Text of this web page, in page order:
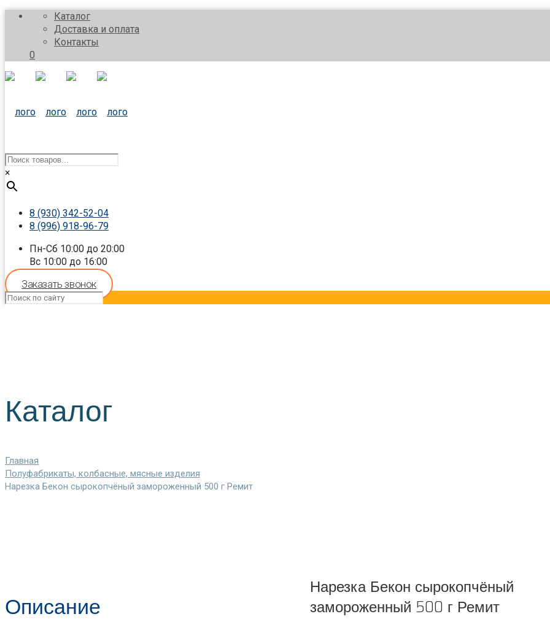
Каталог
Доставка и оплата
Контакты
0
×
8 (930) 342-52-04
8 (996) 918-96-79
Пн-Сб 10:00 до 20:00
Вс 10:00 до 16:00
Заказать звонок
Каталог
Главная
Полуфабрикаты, колбасные, мясные изделия
Нарезка Бекон сырокопчёный замороженный 500 г Ремит
Нарезка Бекон сырокопчёный
замороженный 500 г Ремит
Описание